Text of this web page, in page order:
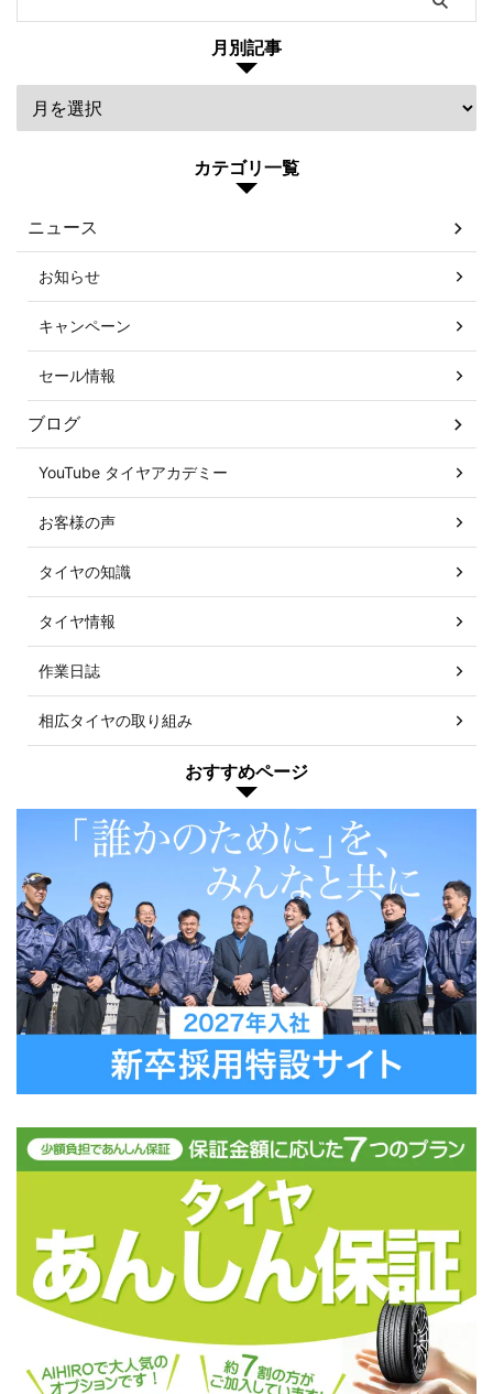
月別記事
カテゴリ一覧
ニュース
お知らせ
キャンペーン
セール情報
ブログ
YouTube タイヤアカデミー
お客様の声
タイヤの知識
タイヤ情報
作業日誌
相広タイヤの取り組み
おすすめページ